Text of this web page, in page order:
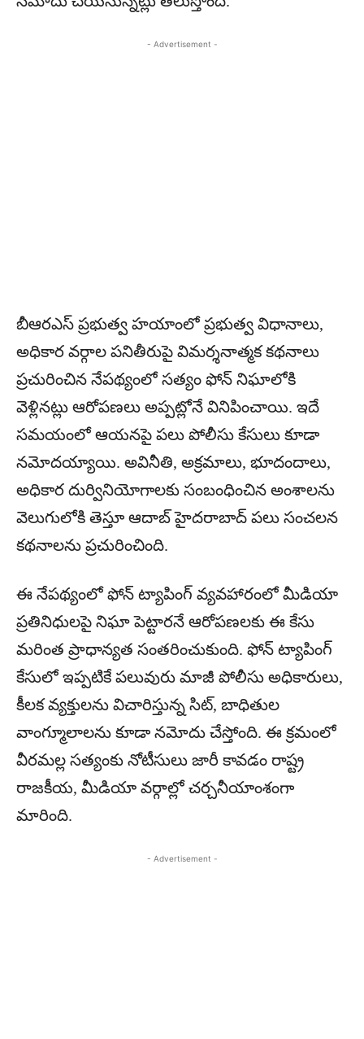
- Advertisement -
బీఆరఎస్ ప్రభుత్వ హయాంలో ప్రభుత్వ విధానాలు,
అధికార వర్గాల పనితీరుపై విమర్శనాత్మక కథనాలు
ప్రచురించిన నేపథ్యంలో సత్యం ఫోన్ నిఘాలోకి
వెళ్లినట్లు ఆరోపణలు అప్పట్లోనే వినిపించాయి. ఇదే
సమయంలో ఆయనపై పలు పోలీసు కేసులు కూడా
నమోదయ్యాయి. అవినీతి, అక్రమాలు, భూదందాలు,
అధికార దుర్వినియోగాలకు సంబంధించిన అంశాలను
వెలుగులోకి తెస్తూ ఆదాబ్ హైదరాబాద్ పలు సంచలన
కథనాలను ప్రచురించింది.
ఈ నేపథ్యంలో ఫోన్ ట్యాపింగ్ వ్యవహారంలో మీడియా
ప్రతినిధులపై నిఘా పెట్టారనే ఆరోపణలకు ఈ కేసు
మరింత ప్రాధాన్యత సంతరించుకుంది. ఫోన్ ట్యాపింగ్
కేసులో ఇప్పటికే పలువురు మాజీ పోలీసు అధికారులు,
కీలక వ్యక్తులను విచారిస్తున్న సిట్, బాధితుల
వాంగ్మూలాలను కూడా నమోదు చేస్తోంది. ఈ క్రమంలో
వీరమల్ల సత్యంకు నోటీసులు జారీ కావడం రాష్ట్ర
రాజకీయ, మీడియా వర్గాల్లో చర్చనీయాంశంగా
మారింది.
- Advertisement -